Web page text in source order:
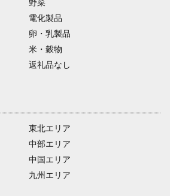
野菜
電化製品
卵・乳製品
米・穀物
返礼品なし
東北エリア
中部エリア
中国エリア
九州エリア